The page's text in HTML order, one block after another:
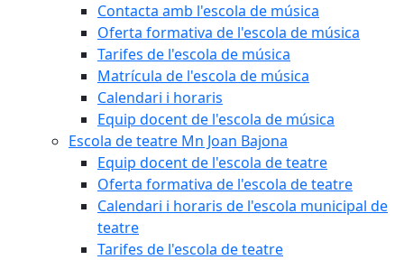
Contacta amb l'escola de música
Oferta formativa de l'escola de música
Tarifes de l'escola de música
Matrícula de l'escola de música
Calendari i horaris
Equip docent de l'escola de música
Escola de teatre Mn Joan Bajona
Equip docent de l'escola de teatre
Oferta formativa de l'escola de teatre
Calendari i horaris de l'escola municipal de
teatre
Tarifes de l'escola de teatre